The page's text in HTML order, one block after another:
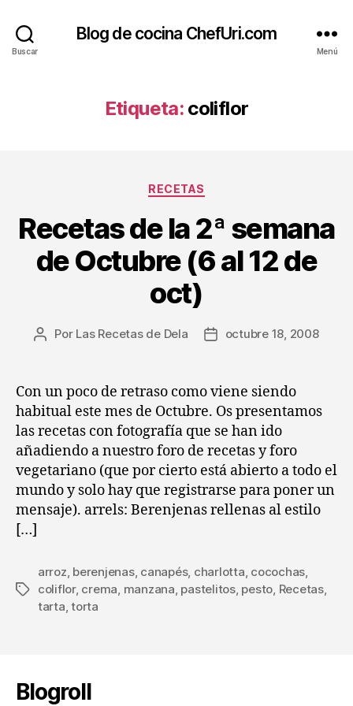
Buscar
Blog de cocina ChefUri.com
Menú
Etiqueta: coliflor
Categorías
RECETAS
Recetas de la 2ª semana
de Octubre (6 al 12 de
oct)
Autor
entrada
Por Las Recetas de Dela
Fecha
entrada
octubre 18, 2008
Con un poco de retraso como viene siendo
habitual este mes de Octubre. Os presentamos
las recetas con fotografía que se han ido
añadiendo a nuestro foro de recetas y foro
vegetariano (que por cierto está abierto a todo el
mundo y solo hay que registrarse para poner un
mensaje). arrels: Berenjenas rellenas al estilo
[…]
Etiquetas
arroz berenjenas, canapés, charlotta cocochas
coliflor, crema manzana pastelitos, pesto Recetas,
tarta ,torta
Blogroll